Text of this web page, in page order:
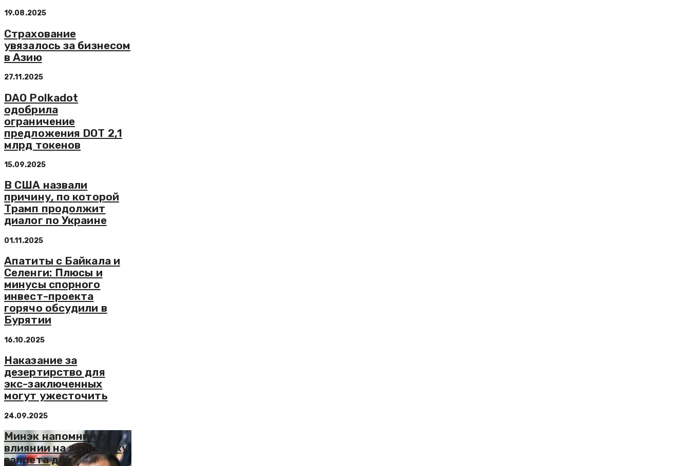
19.08.2025
Страхование
увязалось за бизнесом
в Азию
27.11.2025
DAO Polkadot
одобрила
ограничение
предложения DOT 2,1
млрд токенов
15.09.2025
В США назвали
причину, по которой
Трамп продолжит
диалог по Украине
01.11.2025
Апатиты с Байкала и
Селенги: Плюсы и
минусы спорного
инвест-проекта
горячо обсудили в
Бурятии
16.10.2025
Наказание за
дезертирство для
экс-заключенных
могут ужесточить
24.09.2025
Минэк напомнил о
влиянии на экономику
запрета для